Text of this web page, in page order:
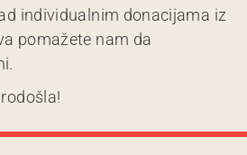
individualnim donacijama iz
pomažete nam da